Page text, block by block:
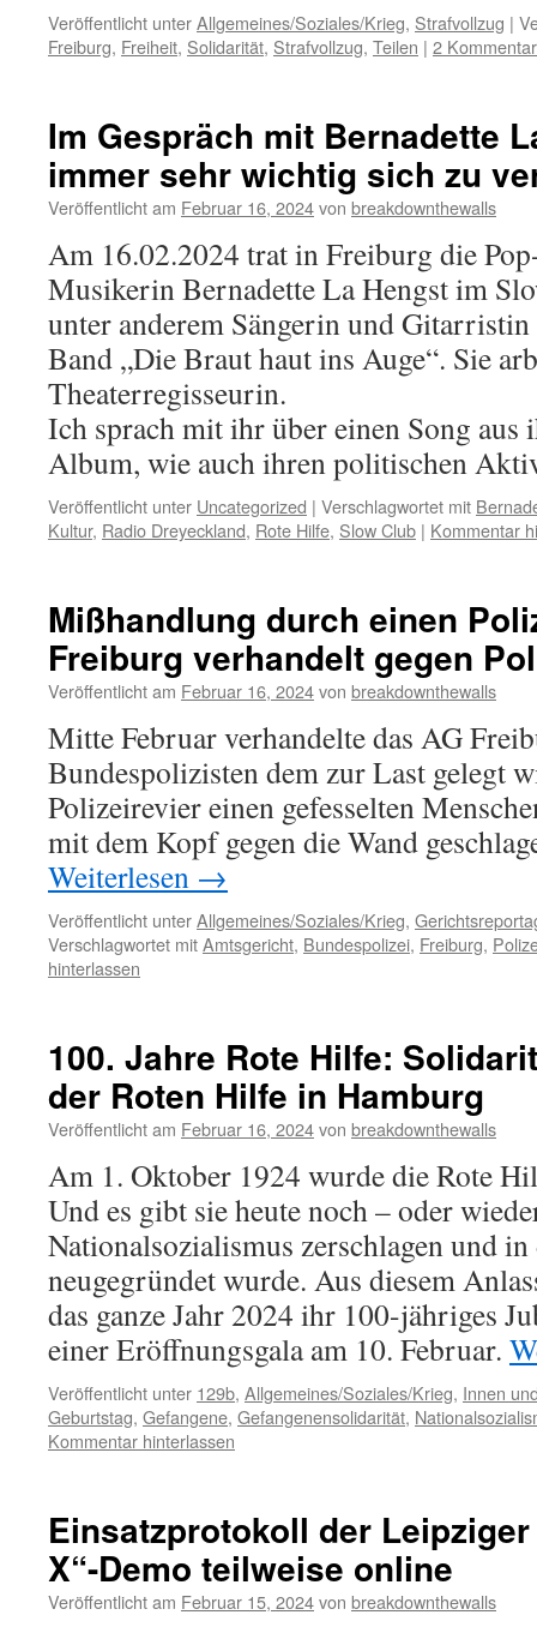
Veröffentlicht unterAllgemeines/Soziales/Krieg, Strafvollzug |
Freiburg, Freiheit, Solidarität, Strafvollzug, Teilen | 2
Im Gespräch mit Bernadette
immer sehr wichtig sich zu
Veröffentlicht am Februar 16, 2024von breakdownthewalls
Am 16.02.2024 trat in Freiburg die
Musikerin Bernadette La Hengst im
unter anderem Sängerin und
Band „Die Braut haut ins Auge“. Sie
Theaterregisseurin.
Ich sprach mit ihr über einen Song aus
Album, wie auch ihren politischen
Veröffentlicht unter Uncategorized | Verschlagwortet mit
Kultur, Radio Dreyeckland, Rote Hilfe, Slow Club | Kommentar
Mißhandlung durch einen
Freiburg verhandelt gegen
Veröffentlicht am Februar 16, 2024von breakdownthewalls
Mitte Februar verhandelte das AG
Bundespolizisten dem zur Last gelegt
Polizeirevier einen gefesselten
mit dem Kopf gegen die Wand
Weiterlesen →
Veröffentlicht unterAllgemeines/Soziales/Krieg,
Verschlagwortet mitAmtsgericht, Bundespolizei, Freiburg,
hinterlassen
100. Jahre Rote Hilfe:
der Roten Hilfe in Hamburg
Veröffentlicht am Februar 16, 2024von breakdownthewalls
Am 1. Oktober 1924 wurde die Rote
Und es gibt sie heute noch – oder
Nationalsozialismus zerschlagen und in
neugegründet wurde. Aus diesem
das ganze Jahr 2024 ihr 100-jähriges
einer Eröffnungsgala am 10. Februar.
Veröffentlicht unter 129b, Allgemeines/Soziales/Krieg, Innen
Geburtstag, Gefangene, Gefangenensolidarität,
Kommentar hinterlassen
Einsatzprotokoll der Leipziger
X“-Demo teilweise online
Veröffentlicht am Februar 15, 2024von breakdownthewalls